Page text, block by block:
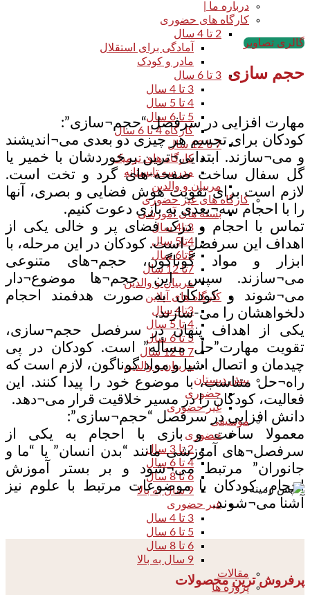
درباره ما |
کارگاه های حضوری
2 تا 4 سال
آمادگی برای استقلال
مادر و کودک
3 تا 6 سال
3 تا 4 سال
4 تا 5 سال
5 تا 6 سال
کارگاه 4 تا 6 سال
7 تا 12 سال
کارگاه های ترمیک
مدرسه تابستانه
مربیان و والدین
کارگاه های غیر حضوری
بسته های آموزشی
3تا4 سال
4تا5 سال
5تا6 سال
7تا 12 سال
مربیان و والدین
کارگاه های آنلاین
3تا4 سال
4 تا 5 سال
5 تا 6 سال
7 تا 12 سال
مربیان و والدین
پیش دبستان
حضوری
غیر حضوری
موسیقی
حضوری
2 تا 3 سال
4 تا 6 سال
6 تا 8 سال
9 سال به بالا
غیر حضوری
3 تا 4 سال
5 تا 6 سال
6 تا 8 سال
9 سال به بالا
مقالات
پروژه ها
گالری تصاویر
حجم سازی
مهارت افزایی در سرفصل “حجم¬سازی”:
کودکان برای تجسم هر چیزی دو بعدی می¬اندیشند
و می¬سازند. ابتدایی¬ترین برخوردشان با خمیر یا
گل سفال ساخت صفحه-های گرد و تخت است.
لازم است برای تقویت هوش فضایی و بصری، آنها
را با احجام سه¬بعدی به بازی دعوت کنیم.
تماس با احجام و درک فضای پر و خالی یکی از
اهداف این سرفصل است. کودکان در این مرحله، با
ابزار و مواد گوناگون، حجم¬های متنوعی
می¬سازند. سپس این حجم¬ها موضوع¬دار
می¬شوند و کودکان به صورت هدفمند احجام
دلخواهشان را می-سازند.
یکی از اهداف پنهان در سرفصل حجم¬سازی،
تقویت مهارت”حل مسأله” است. کودکان در پی
چیدمان و اتصال اشیا و مواد گوناگون، لازم است که
راه¬حل متناسب، با موضوع خود را پیدا کنند. این
فعالیت، کودکان را در مسیر خلاقیت قرار می¬دهد.
دانش افزایی در سرفصل “حجم¬سازی”:
معمولا ساخت و بازی با احجام به یکی از
سرفصل¬های آموزشی مانند “بدن انسان” یا “ما و
جانوران” مرتبط می¬شود و بر بستر آموزش
احجام، کودکان با موضوعات مرتبط با علوم نیز
آشنا می¬شوند.
پرفروش ترین محصولات